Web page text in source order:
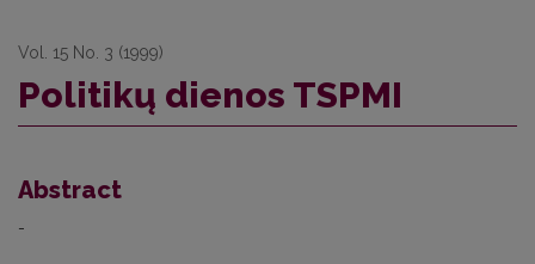
Vol. 15 No. 3 (1999)
Politikų dienos TSPMI
Abstract
-